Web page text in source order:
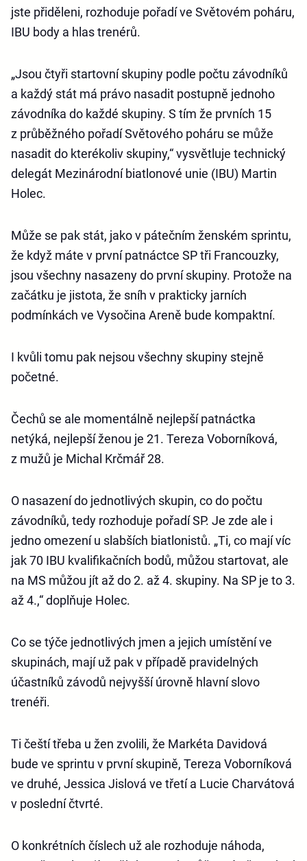
jste přiděleni, rozhoduje pořadí ve Světovém poháru,
IBU body a hlas trenérů.
„Jsou čtyři startovní skupiny podle počtu závodníků
a každý stát má právo nasadit postupně jednoho
závodníka do každé skupiny. S tím že prvních 15
z průběžného pořadí Světového poháru se může
nasadit do kterékoliv skupiny,“ vysvětluje technický
delegát Mezinárodní biatlonové unie (IBU) Martin
Holec.
Může se pak stát, jako v pátečním ženském sprintu,
že když máte v první patnáctce SP tři Francouzky,
jsou všechny nasazeny do první skupiny. Protože na
začátku je jistota, že sníh v prakticky jarních
podmínkách ve Vysočina Areně bude kompaktní.
I kvůli tomu pak nejsou všechny skupiny stejně
početné.
Čechů se ale momentálně nejlepší patnáctka
netýká, nejlepší ženou je 21. Tereza Voborníková,
z mužů je Michal Krčmář 28.
O nasazení do jednotlivých skupin, co do počtu
závodníků, tedy rozhoduje pořadí SP. Je zde ale i
jedno omezení u slabších biatlonistů. „Ti, co mají víc
jak 70 IBU kvalifikačních bodů, můžou startovat, ale
na MS můžou jít až do 2. až 4. skupiny. Na SP je to 3.
až 4.,“ doplňuje Holec.
Co se týče jednotlivých jmen a jejich umístění ve
skupinách, mají už pak v případě pravidelných
účastníků závodů nejvyšší úrovně hlavní slovo
trenéři.
Ti čeští třeba u žen zvolili, že Markéta Davidová
bude ve sprintu v první skupině, Tereza Voborníková
ve druhé, Jessica Jislová ve třetí a Lucie Charvátová
v poslední čtvrté.
O konkrétních číslech už ale rozhoduje náhoda,